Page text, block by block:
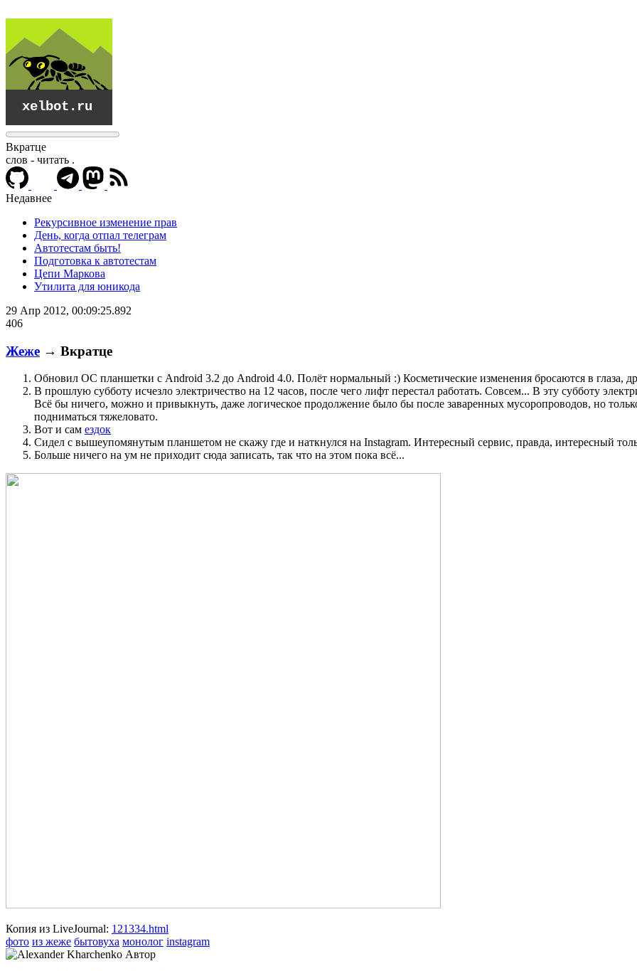
xelbot.ru
Вкратце
слов - читать .
Недавнее
Рекурсивное изменение прав
День, когда отпал телеграм
Автотестам быть!
Подготовка к автотестам
Цепи Маркова
Утилита для юникода
29 Апр 2012, 00:09:25.892
406
Жеже → Вкратце
Обновил ОС планшетки с Android 3.2 до Android 4.0. Полёт нормальный :) Косметические изменения бросаются в глаза,
В прошлую субботу исчезло электричество на 12 часов, после чего лифт перестал работать. Совсем... В эту субботу
Всё бы ничего, можно и привыкнуть, даже логическое продолжение было бы после заваренных мусоропроводов, но
подниматься тяжеловато.
Вот и сам ездок
Сидел с вышеупомянутым планшетом не скажу где и наткнулся на Instagram. Интересный сервис, правда, интересный
Больше ничего на ум не приходит сюда записать, так что на этом пока всё...
Копия из LiveJournal: 121334.html
фото из жеже бытовуха монолог instagram
Автор